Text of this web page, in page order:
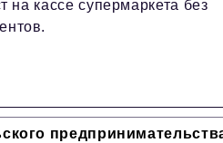
на кассе супермаркета без